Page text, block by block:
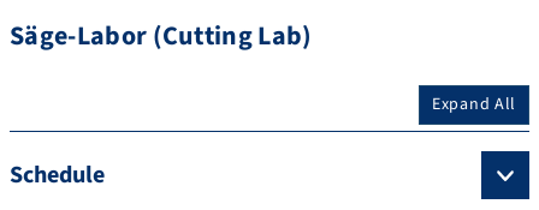
Säge-Labor (Cutting Lab)
Expand All
Schedule